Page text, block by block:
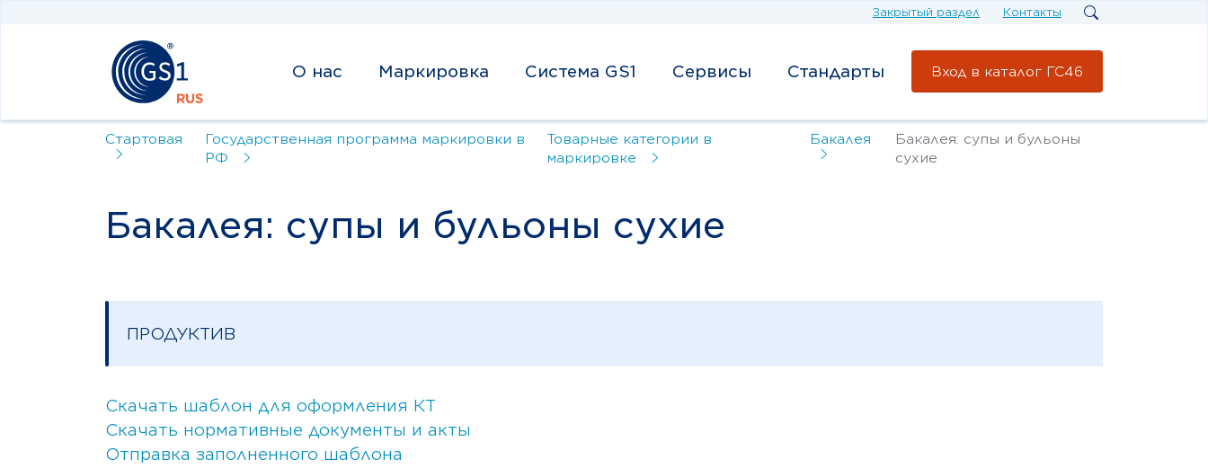
Закрытый раздел Контакты
О нас Маркировка Система GS1 Сервисы Стандарты Вход в каталог ГС46
Стартовая
Государственная программа маркировки в
РФ
Товарные категории в
маркировке
Бакалея
Бакалея: супы и бульоны
сухие
Бакалея: супы и бульоны сухие
ПРОДУКТИВ
Скачать шаблон для оформления КТ
Скачать нормативные документы и акты
Отправка заполненного шаблона